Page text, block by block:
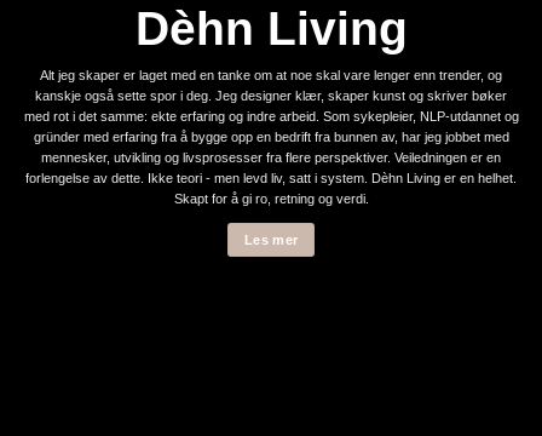
Dèhn Living
Alt jeg skaper er laget med en tanke om at noe skal vare lenger enn trender, og
kanskje også sette spor i deg. Jeg designer klær, skaper kunst og skriver bøker
med rot i det samme: ekte erfaring og indre arbeid. Som sykepleier, NLP-utdannet og
gründer med erfaring fra å bygge opp en bedrift fra bunnen av, har jeg jobbet med
mennesker, utvikling og livsprosesser fra flere perspektiver. Veiledningen er en
forlengelse av dette. Ikke teori - men levd liv, satt i system. Dèhn Living er en helhet.
Skapt for å gi ro, retning og verdi.
Les mer